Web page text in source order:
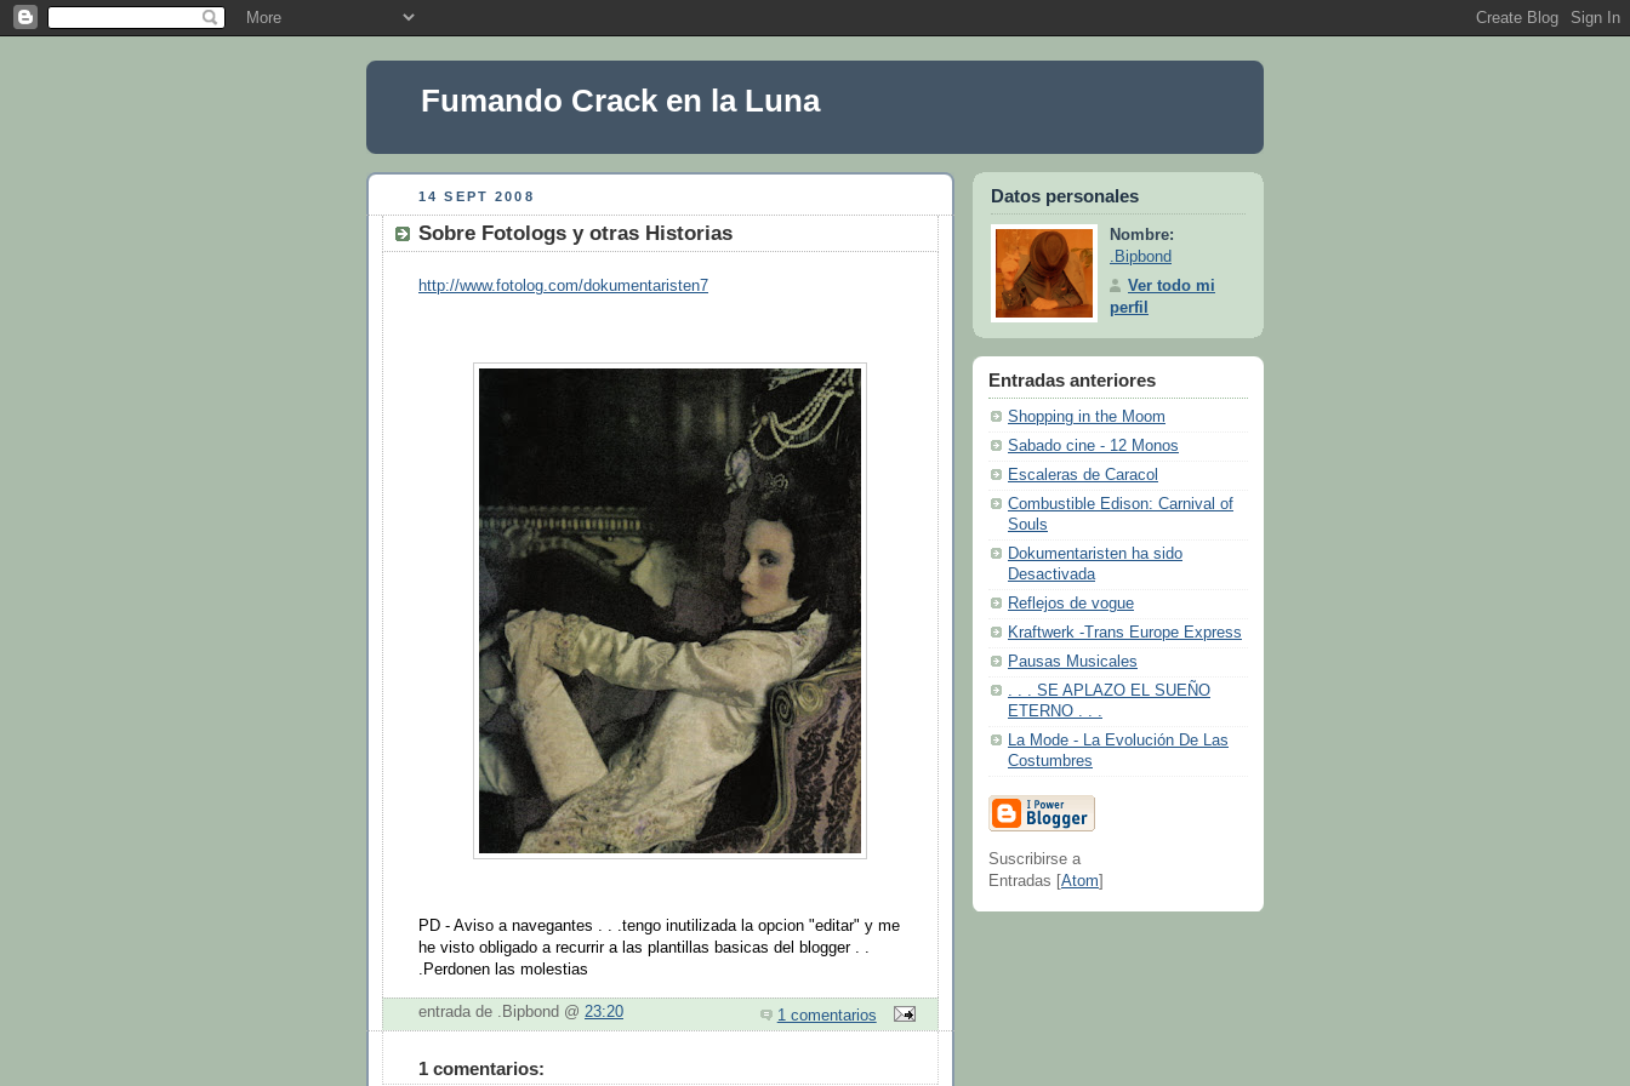
Fumando Crack en la Luna
14 SEPT 2008
Sobre Fotologs y otras Historias
http://www.fotolog.com/dokumentaristen7
PD - Aviso a navegantes . . .tengo inutilizada la opcion "editar" y me
he visto obligado a recurrir a las plantillas basicas del blogger . .
.Perdonen las molestias
entrada de .Bipbond @ 23:20 1 comentarios
1 comentarios:
Datos personales
Nombre:
.Bipbond
Ver todo mi
perfil
Entradas anteriores
Shopping in the Moom
Sabado cine - 12 Monos
Escaleras de Caracol
Combustible Edison: Carnival of
Souls
Dokumentaristen ha sido
Desactivada
Reflejos de vogue
Kraftwerk -Trans Europe Express
Pausas Musicales
. . . SE APLAZO EL SUEÑO
ETERNO . . .
La Mode - La Evolución De Las
Costumbres
Suscribirse a
Entradas [ Atom